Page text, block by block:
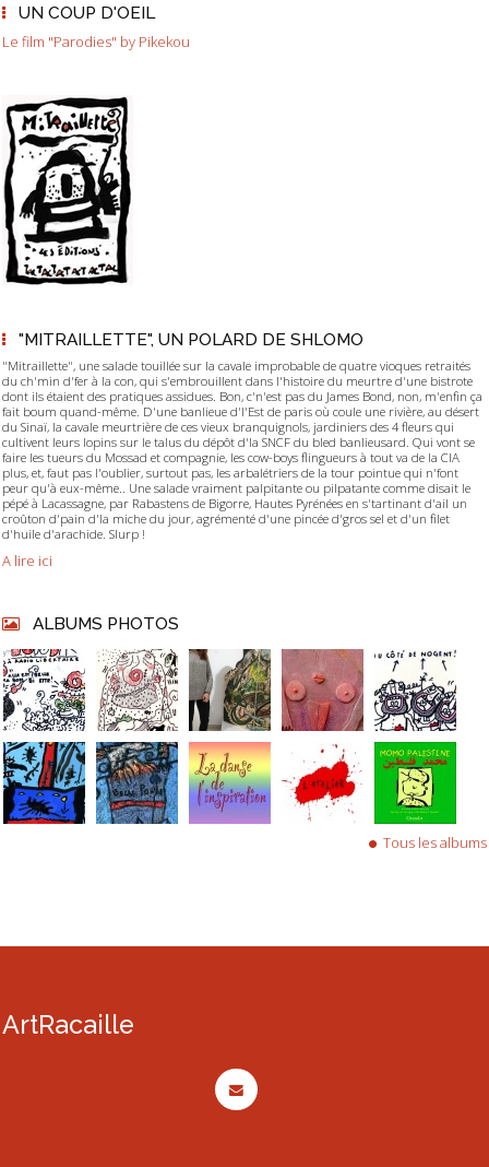
UN COUP D'OEIL
Le film "Parodies" by Pikekou
"MITRAILLETTE", UN POLARD DE SHLOMO
"Mitraillette", une salade touillée sur la cavale improbable de quatre vioques retraités
du ch'min d'fer à la con, qui s'embrouillent dans l'histoire du meurtre d'une bistrote
dont ils étaient des pratiques assidues. Bon, c'n'est pas du James Bond, non, m'enfin ça
fait boum quand-même. D'une banlieue d'l'Est de paris où coule une rivière, au désert
du Sinaï, la cavale meurtrière de ces vieux branquignols, jardiniers des 4 fleurs qui
cultivent leurs lopins sur le talus du dépôt d'la SNCF du bled banlieusard. Qui vont se
faire les tueurs du Mossad et compagnie, les cow-boys flingueurs à tout va de la CIA
plus, et, faut pas l'oublier, surtout pas, les arbalétriers de la tour pointue qui n'font
peur qu'à eux-même.. Une salade vraiment palpitante ou pilpatante comme disait le
pépé à Lacassagne, par Rabastens de Bigorre, Hautes Pyrénées en s'tartinant d'ail un
croûton d'pain d'la miche du jour, agrémenté d'une pincée d'gros sel et d'un filet
d'huile d'arachide. Slurp !
A lire ici
ALBUMS PHOTOS
Tous les albums
ArtRacaille